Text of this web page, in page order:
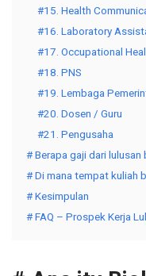
#15. Health
#16. Laboratory
#17. Occupational
#18. PNS
#19. Lembaga
#20. Dosen / Guru
#21. Pengusaha
# Berapa gaji dari lulusan
# Di mana tempat kuliah
# Kesimpulan
# FAQ – Prospek Kerja